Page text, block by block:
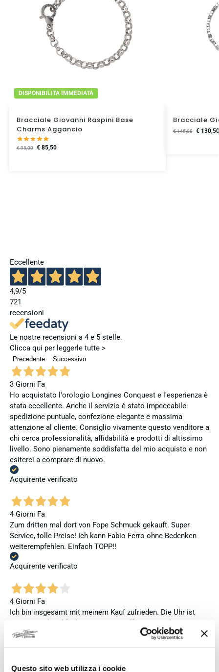
Questo sito web utilizza i cookie
DISPONIBILITA IMMEDIATA
Bracciale Giovanni Raspini Base
Charms Aggancio
€95,00 €85,50
Bracciale
€145,00 €130,50
Eccellente
4,9/5
721
recensioni
Le nostre recensioni a 4 e 5 stelle.
Clicca qui per leggerle tutte >
Precedente Successivo
3 Giorni Fa
Ho acquistato l'orologio Longines Conquest e l'esperienza è
stata eccellente. Anche il servizio è stato impeccabile:
spedizione puntuale, confezione elegante e massima
attenzione al cliente. Consiglio vivamente questo venditore a
chi cerca professionalità, affidabilità e prodotti di altissimo
livello. Sono pienamente soddisfatta del mio acquisto e non
esiterei a comprare di nuovo.
Acquirente verificato
4 Giorni Fa
Zum dritten mal dort von Fope Schmuck gekauft. Super
Service, tolle Preise! Ich kann Fabio Ferro ohne Bedenken
weiterempfehlen. Einfach TOPP!!
Acquirente verificato
4 Giorni Fa
Ich bin insgesamt mit meinem Kauf zufrieden. Die Uhr ist
neu, original und funktioniert einwandfrei. Besonders positiv
hervorheben möchte ich den attraktiven Preis sowie den
Dennoch vergebe ich 4 statt 5 Sterne, da die Lieferung nicht